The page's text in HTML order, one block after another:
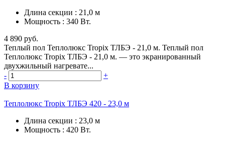
Длина секции : 21,0 м
Мощность : 340 Вт.
4 890 руб.
Теплый пол Теплолюкс Tropix ТЛБЭ - 21,0 м. Теплый пол
Теплолюкс Tropix ТЛБЭ - 21,0 м. — это экранированный
двухжильный нагревате...
-
+
В корзину
Теплолюкс Tropix ТЛБЭ 420 - 23,0 м
Длина секции : 23,0 м
Мощность : 420 Вт.